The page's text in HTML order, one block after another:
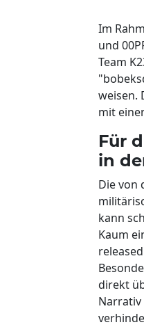
Im
und
Team
weisen.
mit
Für
in
Die von
kann
Kaum
direkt
Narrativ